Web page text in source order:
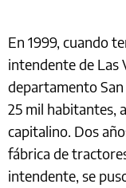
En 1999, cuando
intendente de Las
departamento
25 mil habitantes,
capitalino. Dos
fábrica de
intendente, se